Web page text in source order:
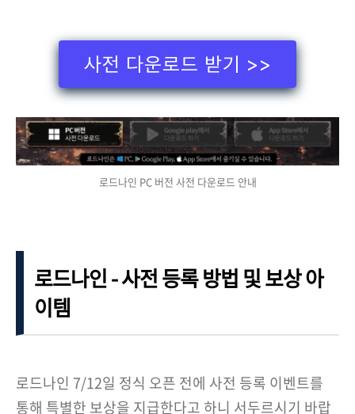
사전 다운로드 받기 >>
로드나인 PC 버전 사전 다운로드 안내
로드나인 - 사전 등록 방법 및 보상 아
이템
로드나인 7/12일 정식 오픈 전에 사전 등록 이벤트를
통해 특별한 보상을 지급한다고 하니 서두르시기 바랍